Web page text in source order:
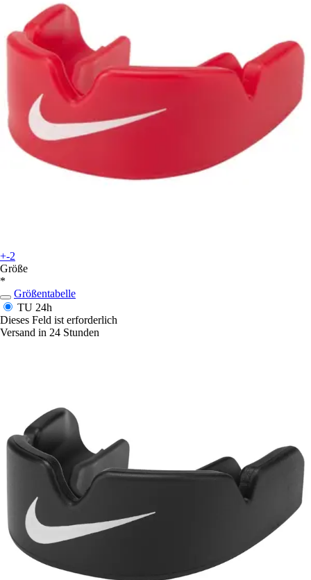
+-2
Größe
*
Größentabelle
TU 24h
Dieses Feld ist erforderlich
Versand in 24 Stunden